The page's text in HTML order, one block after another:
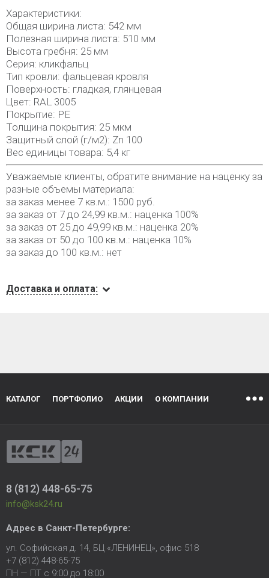
Характеристики:
Общая ширина листа: 542 мм
Полезная ширина листа: 510 мм
Высота гребня: 25 мм
Серия: кликфальц
Тип кровли: фальцевая кровля
Поверхность: гладкая, глянцевая
Цвет: RAL 3005
Покрытие: PE
Толщина покрытия: 25 мкм
Защитный слой (г/м2): Zn 100
Вес единицы товара: 5,4 кг
Уважаемые клиенты, обратите внимание на наценку за
разные объемы материала:
за заказ менее 7 кв.м.: 1500 руб.
за заказ от 7 до 24,99 кв.м.: наценка 100%
за заказ от 25 до 49,99 кв.м.: наценка 20%
за заказ от 50 до 100 кв.м.: наценка 10%
за заказ до 100 кв.м.: нет
Доставка и оплата:
КАТАЛОГ ПОРТФОЛИО АКЦИИ О КОМПАНИИ
8 (812) 448-65-75
info@ksk24.ru
Адрес в Санкт-Петербурге:
ул. Софийская д. 14, БЦ «ЛЕНИНЕЦ», офис 518
+7 (812) 448-65-75
ПН — ПТ с 9:00 до 18:00